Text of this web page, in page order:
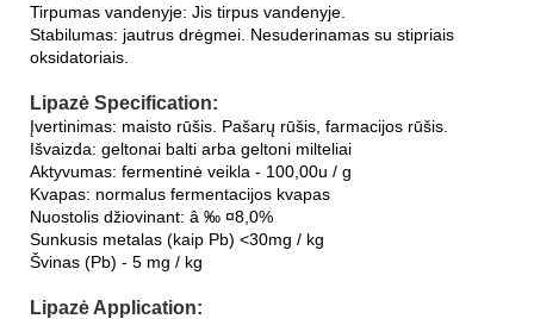
Tirpumas vandenyje: Jis tirpus vandenyje.
Stabilumas: jautrus drėgmei. Nesuderinamas su stipriais
oksidatoriais.
Lipazė Specification:
Įvertinimas: maisto rūšis. Pašarų rūšis, farmacijos rūšis.
Išvaizda: geltonai balti arba geltoni milteliai
Aktyvumas: fermentinė veikla - 100,00u / g
Kvapas: normalus fermentacijos kvapas
Nuostolis džiovinant: â ‰ ¤8,0%
Sunkusis metalas (kaip Pb) <30mg / kg
Švinas (Pb) - 5 mg / kg
Lipazė Application: